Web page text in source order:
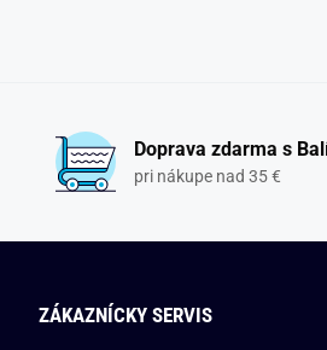
Doprava zdarma s
pri nákupe nad 35 €
ZÁKAZNÍCKY SERVIS